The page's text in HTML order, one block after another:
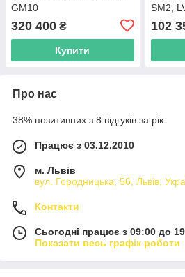
GM10
320 400 ₴
Купити
SM2,
102
Про нас
38% позитивних з 8 відгуків за рік
Працює з 03.12.2010
м. Львів
вул. Городницька, 56, Львів,
Контакти
Сьогодні працює з 09:00 до
Показати весь графік роботи